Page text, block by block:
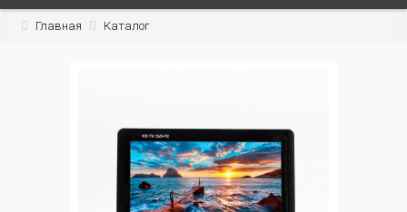
Главная Каталог